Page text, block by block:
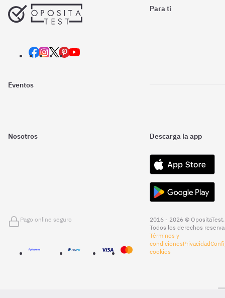
Para ti
Eventos
Nosotros Descarga la app
Pago online seguro
2016 - 2026 © OpositaTest.
Todos los derechos
Términos y
condicionesPrivacidad
cookies